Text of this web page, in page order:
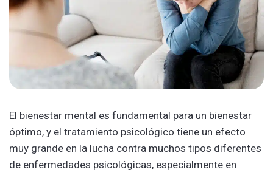
El bienestar mental es fundamental para un bienestar
óptimo, y el tratamiento psicológico tiene un efecto
muy grande en la lucha contra muchos tipos diferentes
de enfermedades psicológicas, especialmente en